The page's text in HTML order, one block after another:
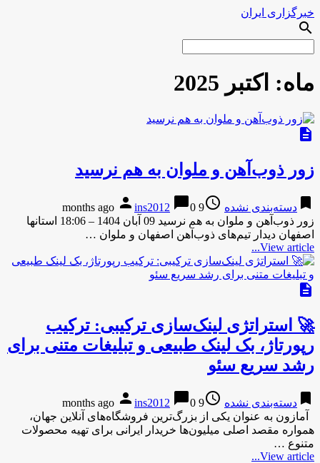
خبرگزاری ایران
search
ماه: اکتبر 2025
description
زور ذوب‌آهن و ملوان به هم نرسید
bookmark دسته‌بندی نشده access_time
9 months ago
person ins2012 chat_bubble0
زور ذوب‌آهن و ملوان به هم نرسید 09 آبان 1404 – 18:06 استانها
اصفهان دیدار تیم‌های ذوب‌آهن اصفهان و ملوان …
View article...
description
🚀 استراتژی لینک‌سازی ترکیبی: ترکیب
رپورتاژ، بک لینک طبیعی و تبلیغات متنی برای
رشد سریع سئو
bookmark دسته‌بندی نشده access_time
9 months ago
person ins2012 chat_bubble0
آمازون به عنوان یکی از بزرگ‌ترین فروشگاه‌های آنلاین جهان،
همواره مقصد اصلی میلیون‌ها خریدار ایرانی برای تهیه محصولات
متنوع …
View article...